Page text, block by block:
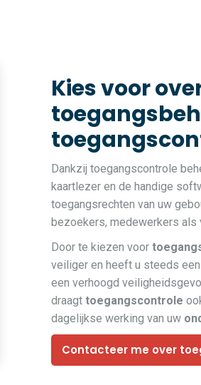
Kies voor
Dankzij toegangscontrole
kaartlezer en de handige
toegangsrechten van uw
bezoekers, medewerkers als
Door te kiezen voor
veiliger en heeft u steeds
een verhoogd
draagt toegangscontrole
dagelijkse werking van uw
Contacteer me over